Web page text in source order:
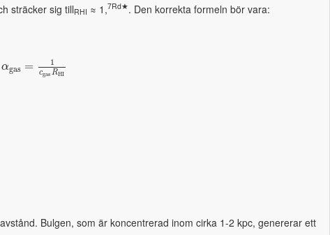
sträcker sig tillRHI ≈ 1,7Rd★. Den korrekta formeln bör vara:
αgas = 1
cgas RHI
Bulgen, som är koncentrerad inom cirka 1-2 kpc, genererar ett